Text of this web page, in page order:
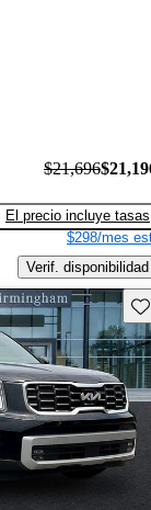
$21,696
El precio incluye tasas
$298/mes
Verif. disponibilidad